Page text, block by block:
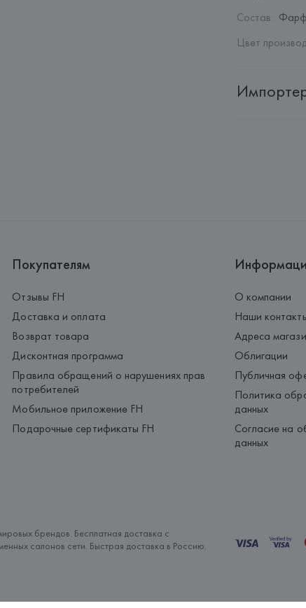
Состав:
Цвет
Покупателям
Отзывы FH
Доставка и оплата
Возврат товара
Дисконтная программа
Правила обращений о нарушениях прав
потребителей
Мобильное приложение FH
Подарочные сертификаты FH
О компании
Наши
Адреса
Облигации
Публичная
Политика
данных
Согласие на
данных
брендов. Бесплатная доставка с
салонов сети. Быстрая доставка в Россию.